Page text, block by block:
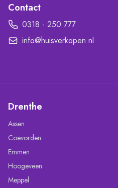
Contact
0318 - 250 777
info@huisverkopen.nl
Drenthe
Assen
Coevorden
Emmen
Hoogeveen
Meppel